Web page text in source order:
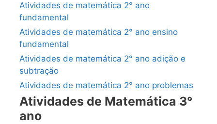
Atividades de matemática 2° ano
fundamental
Atividades de matemática 2° ano ensino
fundamental
Atividades de matemática 2° ano adição e
subtração
Atividades de matemática 2° ano problemas
Atividades de Matemática 3°
ano